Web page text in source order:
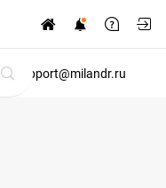
support@milandr.ru